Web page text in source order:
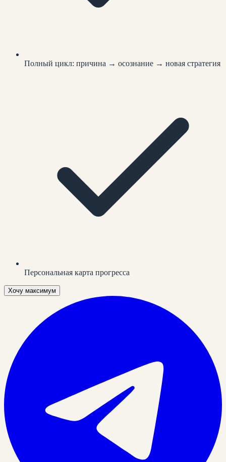
Полный цикл: причина → осознание → новая стратегия
Персональная карта прогресса
Хочу максимум